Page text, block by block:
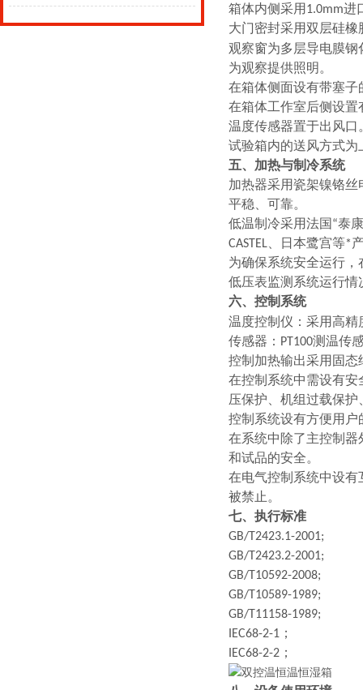
箱体内侧采用1.0mm进
大门密封采用双层硅橡
观察窗为多层导电膜
为观察提供照明。
在箱体侧面设有带塞子
在箱体工作室后侧设
温度传感器置于出风口
试验箱内的送风方式为
五、加热与制冷系统
加热器采用瓷架镍铬
平稳、可靠。
低温制冷采用法国“泰
CASTEL、日本鹭宫等*
为确保系统安全运行
低压表监测系统运行情
六、控制系统
温度控制仪：采用高精
传感器：PT100测温传
控制加热输出采用固
在控制系统中需设有
压保护、机组过载保
控制系统设有方便用
在系统中除了主控制
和试品的安全。
在电气控制系统中设
被禁止。
七、执行标准
GB/T2423.1-2001;
GB/T2423.2-2001;
GB/T10592-2008;
GB/T10589-1989;
GB/T11158-1989;
IEC68-2-1；
IEC68-2-2；